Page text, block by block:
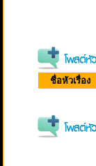
ชื่อหัวเรื่อง